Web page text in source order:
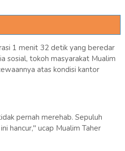
1 menit 32 detik yang beredar
sosial, tokoh masyarakat Mualim
atas kondisi kantor
pernah merehab. Sepuluh
hancur," ucap Mualim Taher